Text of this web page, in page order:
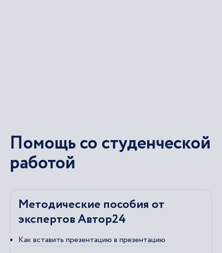
Помощь со студенческой
работой
Методические пособия от
экспертов Автор24
Как вставить презентацию в презентацию